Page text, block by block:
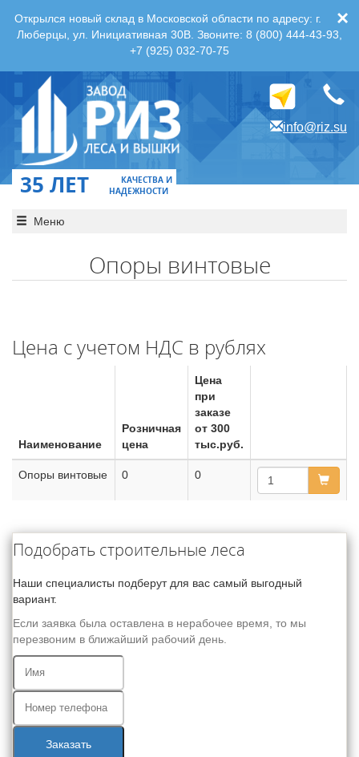
×
Открылся новый склад в Московской области по адресу: г.
Люберцы, ул. Инициативная 30В. Звоните: 8 (800) 444-43-93,
+7 (925) 032-70-75
info@riz.su
35 ЛЕТ
КАЧЕСТВА И
НАДЕЖНОСТИ
Меню
Опоры винтовые
Цена с учетом НДС в рублях
Наименование
Розничная
цена
Цена
при
заказе
от 300
тыс.руб.
Опоры винтовые 0 0
Подобрать строительные леса
Наши специалисты подберут для вас самый выгодный
вариант.
Если заявка была оставлена в нерабочее время, то мы
перезвоним в ближайший рабочий день.
Заказать